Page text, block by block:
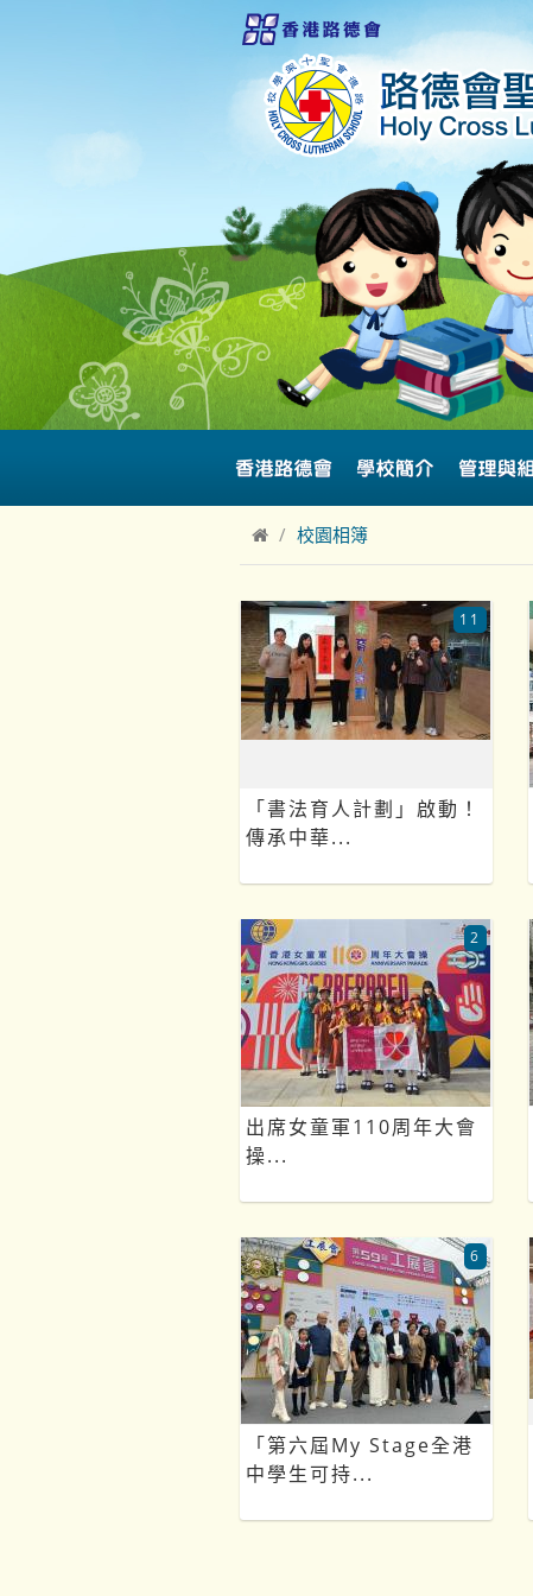
校園相簿
「書法育人計劃」啟動！
傳承中華...
11
出席女童軍110周年大會
操...
2
「第六屆My Stage全港
中學生可持...
6